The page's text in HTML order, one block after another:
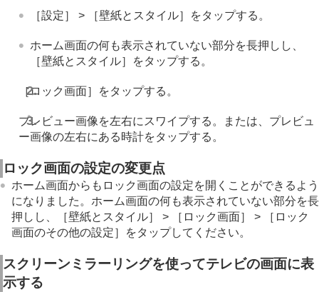
［設定］ > ［壁紙とスタイル］をタップする。
ホーム画面の何も表示されていない部分を長押しし、
［壁紙とスタイル］をタップする。
［ロック画面］をタップする。
プレビュー画像を左右にスワイプする。または、プレビュ
ー画像の左右にある時計をタップする。
ロック画面の設定の変更点
ホーム画面からもロック画面の設定を開くことができるよう
になりました。ホーム画面の何も表示されていない部分を長
押しし、［壁紙とスタイル］ > ［ロック画面］ > ［ロック
画面のその他の設定］をタップしてください。
スクリーンミラーリングを使ってテレビの画面に表
示する